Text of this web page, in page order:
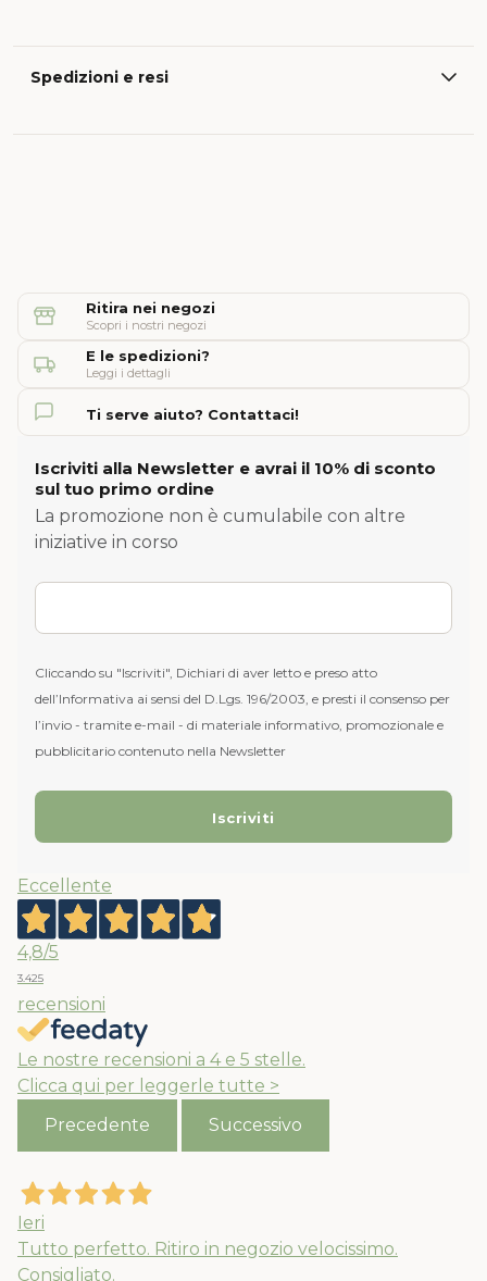
Spedizioni e resi
Ritira nei negozi
Scopri i nostri negozi
E le spedizioni?
Leggi i dettagli
Ti serve aiuto? Contattaci!
Iscriviti alla Newsletter e avrai il 10% di sconto
sul tuo primo ordine
La promozione non è cumulabile con altre
iniziative in corso
Cliccando su "Iscriviti", Dichiari di aver letto e preso atto
dell’Informativa ai sensi del D.Lgs. 196/2003, e presti il consenso per
l’invio - tramite e-mail - di materiale informativo, promozionale e
pubblicitario contenuto nella Newsletter
Eccellente
4,8/5
3.425
recensioni
Le nostre recensioni a 4 e 5 stelle.
Clicca qui per leggerle tutte >
Precedente
Successivo
Ieri
Tutto perfetto. Ritiro in negozio velocissimo.
Consigliato.